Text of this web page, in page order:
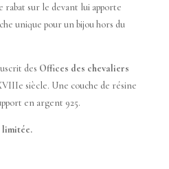
sur le devant lui apporte
unique pour un bijou hors du
des Offices des chevaliers
siècle. Une couche de résine
en argent 925.
limitée.